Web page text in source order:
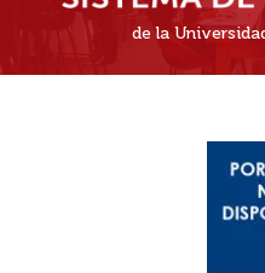
de la